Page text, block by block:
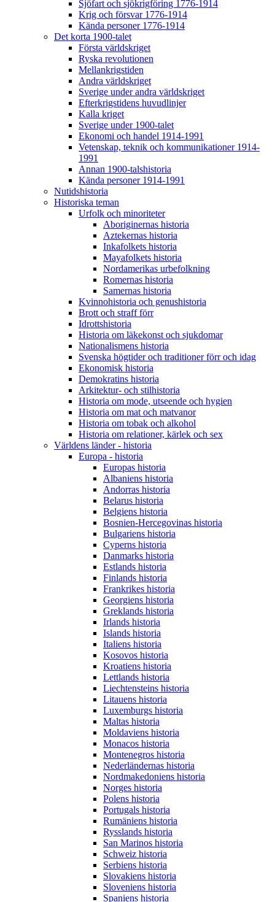
Sjöfart och sjökrigföring 1776-1914
Krig och försvar 1776-1914
Kända personer 1776-1914
Det korta 1900-talet
Första världskriget
Ryska revolutionen
Mellankrigstiden
Andra världskriget
Sverige under andra världskriget
Efterkrigstidens huvudlinjer
Kalla kriget
Sverige under 1900-talet
Ekonomi och handel 1914-1991
Vetenskap, teknik och kommunikationer 1914-
1991
Annan 1900-talshistoria
Kända personer 1914-1991
Nutidshistoria
Historiska teman
Urfolk och minoriteter
Aboriginernas historia
Aztekernas historia
Inkafolkets historia
Mayafolkets historia
Nordamerikas urbefolkning
Romernas historia
Samernas historia
Kvinnohistoria och genushistoria
Brott och straff förr
Idrottshistoria
Historia om läkekonst och sjukdomar
Nationalismens historia
Svenska högtider och traditioner förr och idag
Ekonomisk historia
Demokratins historia
Arkitektur- och stilhistoria
Historia om mode, utseende och hygien
Historia om mat och matvanor
Historia om tobak och alkohol
Historia om relationer, kärlek och sex
Världens länder - historia
Europa - historia
Europas historia
Albaniens historia
Andorras historia
Belarus historia
Belgiens historia
Bosnien-Hercegovinas historia
Bulgariens historia
Cyperns historia
Danmarks historia
Estlands historia
Finlands historia
Frankrikes historia
Georgiens historia
Greklands historia
Irlands historia
Islands historia
Italiens historia
Kosovos historia
Kroatiens historia
Lettlands historia
Liechtensteins historia
Litauens historia
Luxemburgs historia
Maltas historia
Moldaviens historia
Monacos historia
Montenegros historia
Nederländernas historia
Nordmakedoniens historia
Norges historia
Polens historia
Portugals historia
Rumäniens historia
Rysslands historia
San Marinos historia
Schweiz historia
Serbiens historia
Slovakiens historia
Sloveniens historia
Spaniens historia